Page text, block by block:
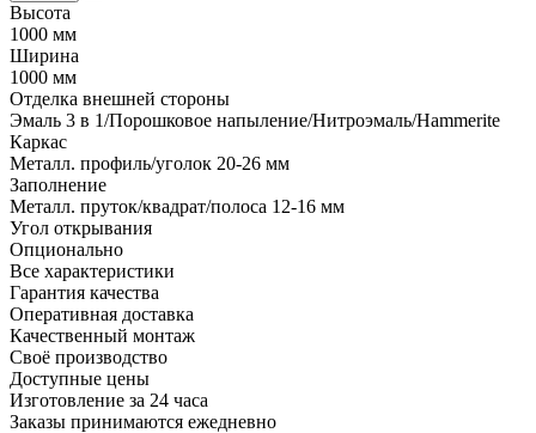
Высота
1000 мм
Ширина
1000 мм
Отделка внешней стороны
Эмаль 3 в 1/Порошковое напыление/Нитроэмаль/Hammerite
Каркас
Металл. профиль/уголок 20-26 мм
Заполнение
Металл. пруток/квадрат/полоса 12-16 мм
Угол открывания
Опционально
Все характеристики
Гарантия качества
Оперативная доставка
Качественный монтаж
Своё производство
Доступные цены
Изготовление за 24 часа
Заказы принимаются ежедневно